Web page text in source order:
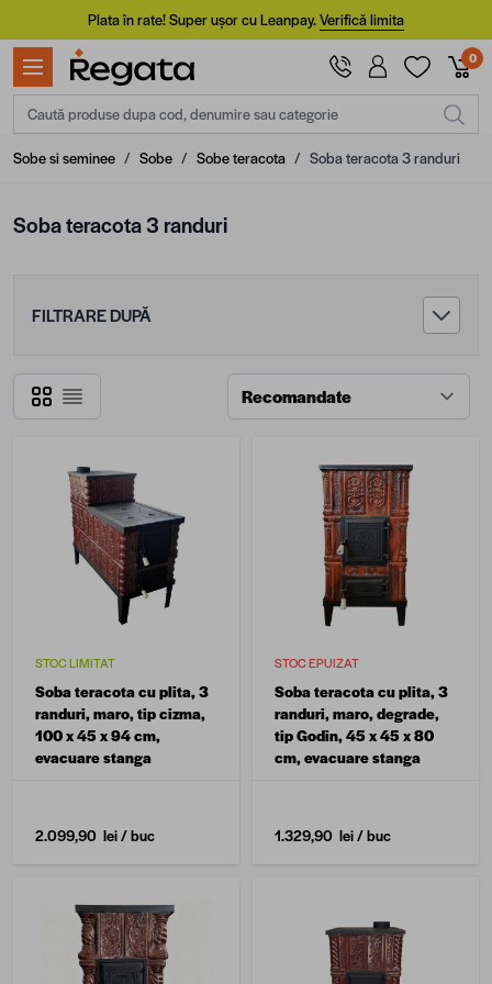
Mergi la ConținutPlata în rate! Super ușor cu Leanpay.Verifică limita
0
Caută produse dupa cod, denumire sau categorie
Sobe si seminee / Sobe / Sobe teracota / Soba teracota 3 randuri
Soba teracota 3 randuri
FILTRARE DUPĂ
Grilă
Listă
STOC LIMITAT
Soba teracota cu plita, 3
randuri, maro, tip cizma,
100 x 45 x 94 cm,
evacuare stanga
2.099,90 lei/ buc
STOC EPUIZAT
Soba teracota cu plita, 3
randuri, maro, degrade,
tip Godin, 45 x 45 x 80
cm, evacuare stanga
1.329,90 lei/ buc